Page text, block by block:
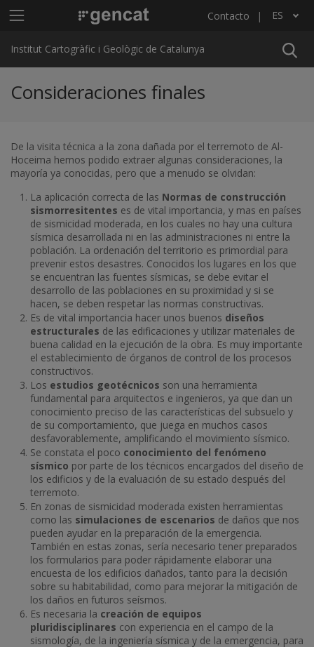
Menú principal ICGC Contacto ES
Lista adicional de acciones
Institut Cartogràfic i Geològic de Catalunya
Consideraciones finales
De la visita técnica a la zona dañada por el terremoto de Al-
Hoceima hemos podido extraer algunas consideraciones, la
mayoría ya conocidas, pero que a menudo se olvidan:
La aplicación correcta de las Normas de construcción
sismorresitentes es de vital importancia, y mas en países
de sismicidad moderada, en los cuales no hay una cultura
sísmica desarrollada ni en las administraciones ni entre la
población. La ordenación del territorio es primordial para
prevenir estos desastres. Conocidos los lugares en los que
se encuentran las fuentes sísmicas, se debe evitar el
desarrollo de las poblaciones en su proximidad y si se
hacen, se deben respetar las normas constructivas.
Es de vital importancia hacer unos buenos diseños
estructurales de las edificaciones y utilizar materiales de
buena calidad en la ejecución de la obra. Es muy importante
el establecimiento de órganos de control de los procesos
constructivos.
Los estudios geotécnicos son una herramienta
fundamental para arquitectos e ingenieros, ya que dan un
conocimiento preciso de las características del subsuelo y
de su comportamiento, que juega en muchos casos
desfavorablemente, amplificando el movimiento sísmico.
Se constata el poco conocimiento del fenómeno
sísmico por parte de los técnicos encargados del diseño de
los edificios y de la evaluación de su estado después del
terremoto.
En zonas de sismicidad moderada existen herramientas
como las simulaciones de escenarios de daños que nos
pueden ayudar en la preparación de la emergencia.
También en estas zonas, sería necesario tener preparados
los formularios para poder rápidamente elaborar una
encuesta de los edificios dañados, tanto para la decisión
sobre su habitabilidad, como para mejorar la mitigación de
los daños en futuros seísmos.
Es necesaria la creación de equipos
pluridisciplinares con experiencia en el campo de la
sismología, de la ingeniería sísmica y de la emergencia, para